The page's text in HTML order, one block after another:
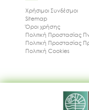
Χρήσιμοι Συνδέσμοι
Sitemap
Όροι χρήσης
Πολιτική Προστασίας
Πολιτική Προστασίας
Πολιτική Cookies